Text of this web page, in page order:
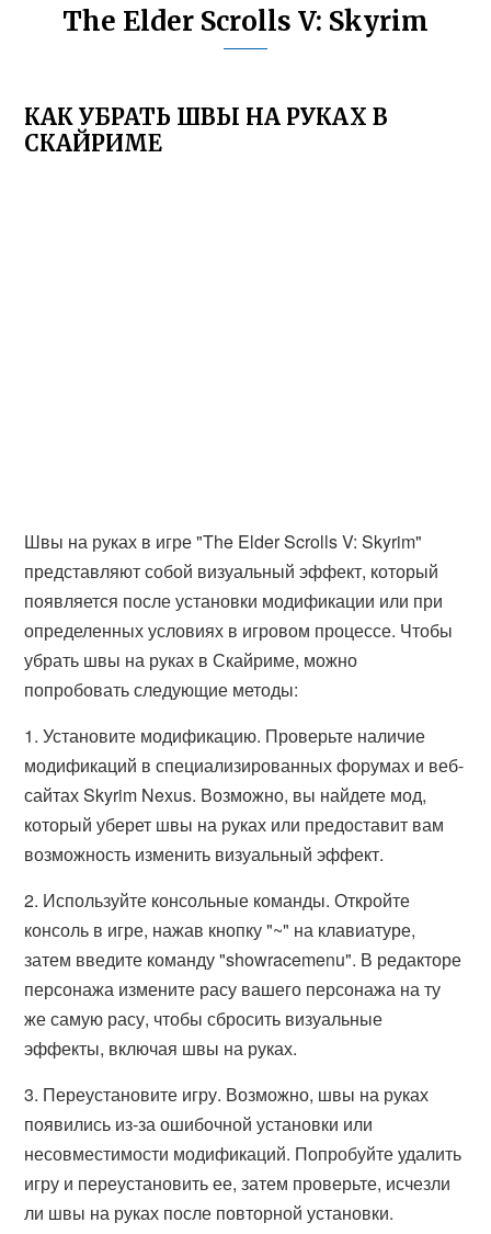
The Elder Scrolls V: Skyrim
КАК УБРАТЬ ШВЫ НА РУКАХ В
СКАЙРИМЕ
Швы на руках в игре "The Elder Scrolls V: Skyrim"
представляют собой визуальный эффект, который
появляется после установки модификации или при
определенных условиях в игровом процессе. Чтобы
убрать швы на руках в Скайриме, можно
попробовать следующие методы:
1. Установите модификацию. Проверьте наличие
модификаций в специализированных форумах и веб-
сайтах Skyrim Nexus. Возможно, вы найдете мод,
который уберет швы на руках или предоставит вам
возможность изменить визуальный эффект.
2. Используйте консольные команды. Откройте
консоль в игре, нажав кнопку "~" на клавиатуре,
затем введите команду "showracemenu". В редакторе
персонажа измените расу вашего персонажа на ту
же самую расу, чтобы сбросить визуальные
эффекты, включая швы на руках.
3. Переустановите игру. Возможно, швы на руках
появились из-за ошибочной установки или
несовместимости модификаций. Попробуйте удалить
игру и переустановить ее, затем проверьте, исчезли
ли швы на руках после повторной установки.